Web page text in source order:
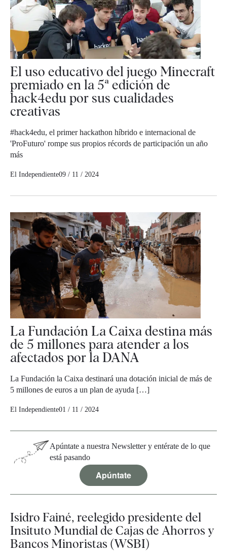
El uso educativo del juego Minecraft
premiado en la 5ª edición de
hack4edu por sus cualidades
creativas
#hack4edu, el primer hackathon híbrido e internacional de
'ProFuturo' rompe sus propios récords de participación un año
más
El Independiente09 / 11 / 2024
La Fundación La Caixa destina más
de 5 millones para atender a los
afectados por la DANA
La Fundación la Caixa destinará una dotación inicial de más de
5 millones de euros a un plan de ayuda […]
El Independiente01 / 11 / 2024
Apúntate a nuestra Newsletter y entérate de lo que
está pasando
Apúntate
Isidro Fainé, reelegido presidente del
Insituto Mundial de Cajas de Ahorros y
Bancos Minoristas (WSBI)